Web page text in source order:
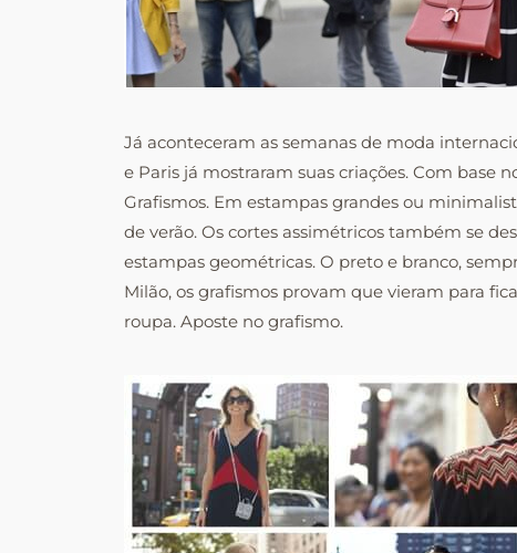
Já aconteceram as semanas de moda
e Paris já mostraram suas criações. Com base
Grafismos. Em estampas grandes ou
de verão. Os cortes assimétricos também se
estampas geométricas. O preto e branco,
Milão, os grafismos provam que vieram para
roupa. Aposte no grafismo.